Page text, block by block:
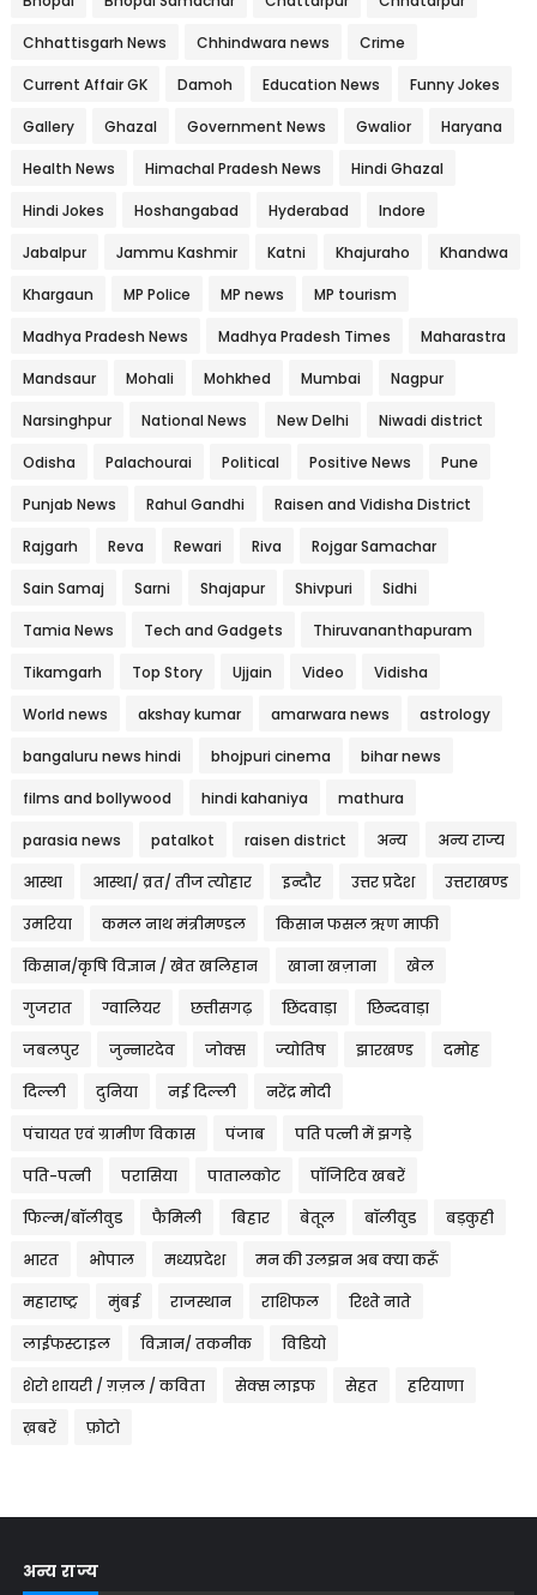
Chhattisgarh News Chhindwara news Crime
Current Affair GK Damoh Education News Funny Jokes
Gallery Ghazal Government News Gwalior Haryana
Health News Himachal Pradesh News Hindi Ghazal
Hindi Jokes Hoshangabad Hyderabad Indore
Jabalpur Jammu Kashmir Katni Khajuraho Khandwa
Khargaun MP Police MP news MP tourism
Madhya Pradesh News Madhya Pradesh Times Maharastra
Mandsaur Mohali Mohkhed Mumbai Nagpur
Narsinghpur National News New Delhi Niwadi district
Odisha Palachourai Political Positive News Pune
Punjab News Rahul Gandhi Raisen and Vidisha District
Rajgarh Reva Rewari Riva Rojgar Samachar
Sain Samaj Sarni Shajapur Shivpuri Sidhi
Tamia News Tech and Gadgets Thiruvananthapuram
Tikamgarh Top Story Ujjain Video Vidisha
World news akshay kumar amarwara news astrology
bangaluru news hindi bhojpuri cinema bihar news
films and bollywood hindi kahaniya mathura
parasia news patalkot raisen district अन्य अन्य राज्य
आस्था आस्था/ व्रत/ तीज त्‍योहार इन्दौर उत्तर प्रदेश उत्तराखण्ड
उमरिया कमल नाथ मंत्रीमण्डल किसान फसल ऋण माफी
किसान/कृषि विज्ञान / खेत खलिहान खाना खज़ाना खेल
गुजरात ग्वालियर छत्तीसगढ़ छिंदवाड़ा छिन्दवाड़ा
जबलपुर जुन्नारदेव जोक्स ज्योतिष झारखण्ड दमोह
दिल्ली दुनिया नई दिल्ली नरेंद्र मोदी
पंचायत एवं ग्रामीण विकास पंजाब पति पत्नी में झगड़े
पति-पत्नी परासिया पातालकोट पॉजिटिव खबरें
फिल्म/बॉलीवुड फैमिली बिहार बेतूल बॉलीवुड बड़कुही
भारत भोपाल मध्यप्रदेश मन की उलझन अब क्या करूँ
महाराष्ट्र मुंबई राजस्थान राशिफल रिश्ते नाते
लाईफस्टाइल विज्ञान/ तकनीक विडियो
शेरो शायरी / ग़ज़ल / कविता सेक्स लाइफ सेहत हरियाणा
ख़बरें फ़ोटो
अन्य राज्य